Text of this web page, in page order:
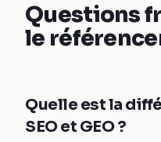
Questions
le
Quelle est la
SEO et GEO ?